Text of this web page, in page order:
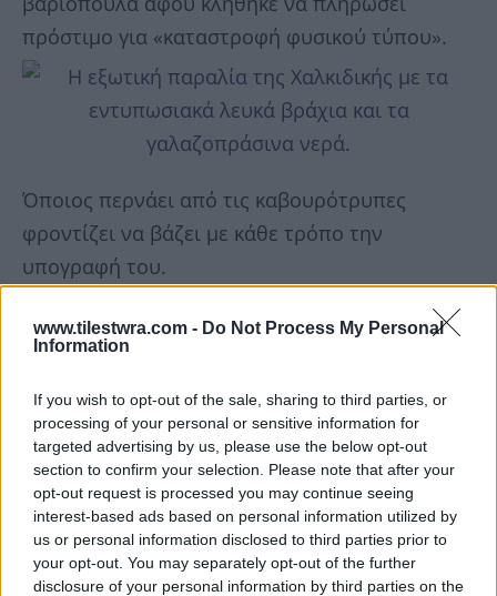
www.tilestwra.com - Do Not Process My Personal
Information
If you wish to opt-out of the sale, sharing to third parties, or
processing of your personal or sensitive information for
targeted advertising by us, please use the below opt-out
section to confirm your selection. Please note that after your
opt-out request is processed you may continue seeing
interest-based ads based on personal information utilized by
us or personal information disclosed to third parties prior to
your opt-out. You may separately opt-out of the further
disclosure of your personal information by third parties on the
πρόστιμο για «καταστροφή φυσικού τύπου».
Όποιος περνάει από τις καβουρότρυπες
φροντίζει να βάζει με κάθε τρόπο την
υπογραφή του.